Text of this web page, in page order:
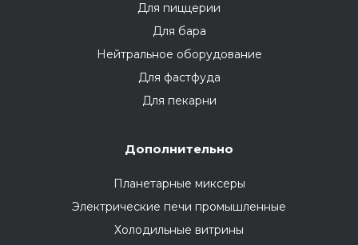
Для пиццерии
Для бара
Нейтральное оборудование
Для фастфуда
Для пекарни
Дополнительно
Планетарные миксеры
Электрические печи промышленные
Холодильные витрины